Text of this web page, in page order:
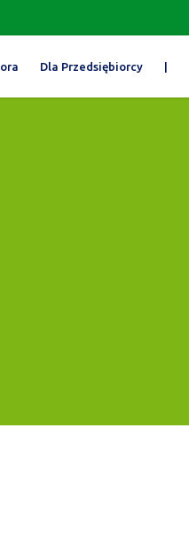
Dla Przedsiębiorcy |